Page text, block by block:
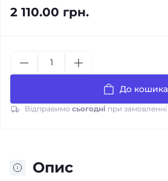
2 110.00 грн.
До кошика
Відправимо сьогодні при замовленні
Опис